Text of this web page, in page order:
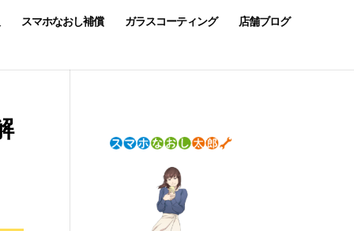
スマホなおし補償 ガラスコーティング 店舗ブログ